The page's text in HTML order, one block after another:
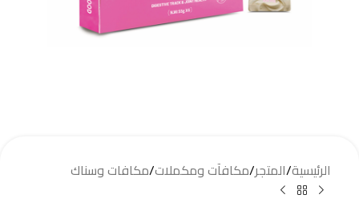
الرئيسية/المتجر/مكافآت ومكملات/مكافات وسناك